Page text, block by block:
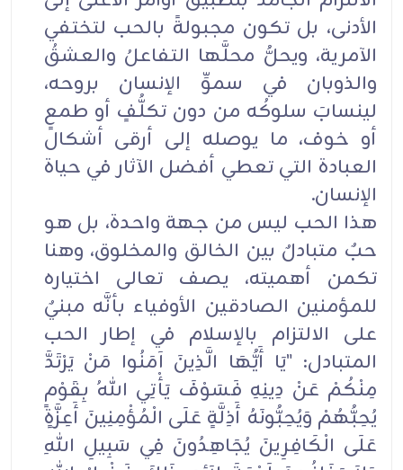
الأدنى، بل تكون مجبولةً بالحب لتختفي
الآمرية، ويحلُّ محلَّها التفاعلُ والعشقُ
والذوبان في سموِّ الإنسان بروحه،
لينسابَ سلوكُه من دون تكلُّفٍ أو طمعٍ
أو خوف، ما يوصله إلى أرقى أشكال
العبادة التي تعطي أفضل الآثار في حياة
الإنسان.
هذا الحب ليس من جهة واحدة، بل هو
حبٌ متبادلٌ بين الخالق والمخلوق، وهنا
تكمن أهميته، يصف تعالى اختياره
للمؤمنين الصادقين الأوفياء بأنَّه مبنيٌ
على الالتزام بالإسلام في إطار الحب
المتبادل: "يَا أَيُّهَا الَّذِينَ آمَنُوا مَنْ يَرْتَدَّ
مِنْكُمْ عَنْ دِينِهِ فَسَوْفَ يَأْتِي اللهُ بِقَوْمٍ
يُحِبُّهُمْ وَيُحِبُّونَهُ أَذِلَّةٍ عَلَى الْمُؤْمِنِينَ أَعِزَّةٍ
عَلَى الْكَافِرِينَ يُجَاهِدُونَ فِي سَبِيلِ اللهِ